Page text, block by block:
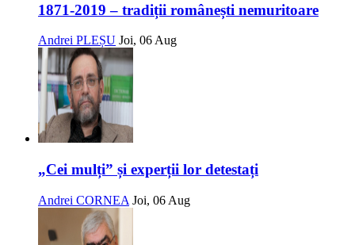
1871-2019 – tradiții românești nemuritoare
Andrei PLEȘU Joi, 06 Aug
„Cei mulți” și experții lor detestați
Andrei CORNEA Joi, 06 Aug